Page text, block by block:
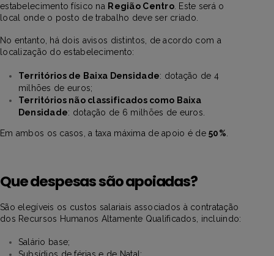
estabelecimento físico na Região Centro. Este será o
local onde o posto de trabalho deve ser criado.
No entanto, há dois avisos distintos, de acordo com a
localização do estabelecimento:
Territórios de Baixa Densidade: dotação de 4
milhões de euros;
Territórios não classificados como Baixa
Densidade: dotação de 6 milhões de euros.
Em ambos os casos, a taxa máxima de apoio é de50%
Que despesas são apoiadas?
São elegíveis os custos salariais associados à contratação
dos Recursos Humanos Altamente Qualificados, incluindo:
Salário base;